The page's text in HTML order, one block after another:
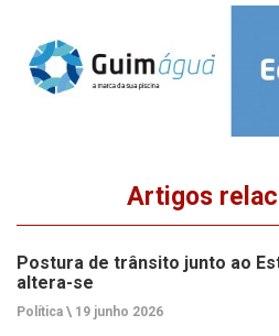
Artigos
Postura de trânsito junto ao
altera-se
Política \ 19 junho 2026